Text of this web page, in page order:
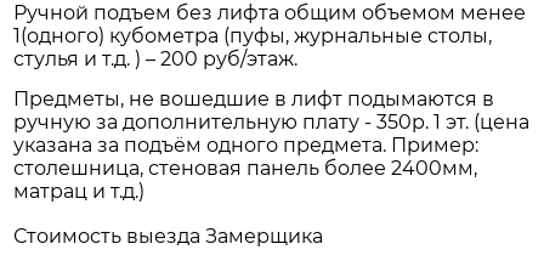
Ручной подъем без лифта общим объемом менее
1(одного) кубометра (пуфы, журнальные столы,
стулья и т.д. ) – 200 руб/этаж.
Предметы, не вошедшие в лифт подымаются в
ручную за дополнительную плату - 350р. 1 эт. (цена
указана за подъём одного предмета. Пример:
столешница, стеновая панель более 2400мм,
матрац и т.д.)
Стоимость выезда Замерщика